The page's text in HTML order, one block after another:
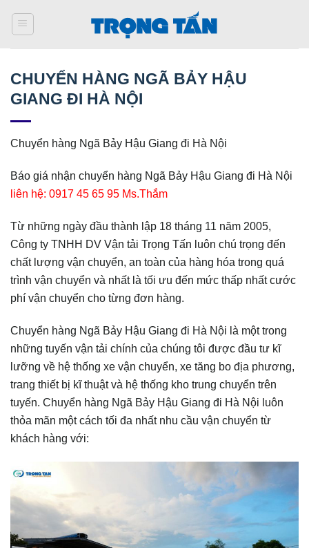
qua
CHUYỂN HÀNG NGÃ BẢY HẬU
GIANG ĐI HÀ NỘI
Chuyển hàng Ngã Bảy Hậu Giang đi Hà Nội
Báo giá nhận chuyển hàng Ngã Bảy Hậu Giang đi Hà Nội
liên hệ: 0917 45 65 95 Ms.Thắm
Từ những ngày đầu thành lập 18 tháng 11 năm 2005,
Công ty TNHH DV Vận tải Trọng Tấn luôn chú trọng đến
chất lượng vận chuyển, an toàn của hàng hóa trong quá
trình vận chuyển và nhất là tối ưu đến mức thấp nhất cước
phí vận chuyển cho từng đơn hàng.
Chuyển hàng Ngã Bảy Hậu Giang đi Hà Nội là một trong
những tuyến vận tải chính của chúng tôi được đầu tư kĩ
lưỡng về hệ thống xe vận chuyển, xe tăng bo địa phương,
trang thiết bị kĩ thuật và hệ thống kho trung chuyển trên
tuyến. Chuyển hàng Ngã Bảy Hậu Giang đi Hà Nội luôn
thỏa mãn một cách tối đa nhất nhu cầu vận chuyển từ
khách hàng với: